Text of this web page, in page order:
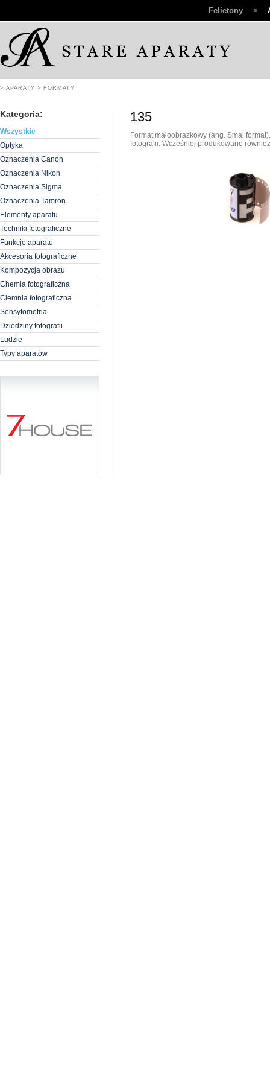
Felietony
> APARATY > FORMATY
Kategoria:
Wszystkie
Optyka
Oznaczenia Canon
Oznaczenia Nikon
Oznaczenia Sigma
Oznaczenia Tamron
Elementy aparatu
Techniki fotograficzne
Funkcje aparatu
Akcesoria fotograficzne
Kompozycja obrazu
Chemia fotograficzna
Ciemnia fotograficzna
Sensytometria
Dziedziny fotografii
Ludzie
Typy aparatów
135
Format małoobrazkowy (ang. Smal
fotografii. Wcześniej produkowano